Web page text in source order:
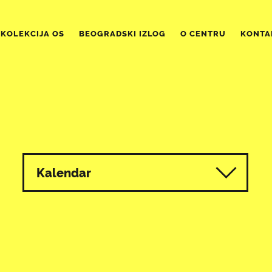
KOLEKCIJA OS BEOGRADSKI IZLOG O CENTRU
Kalendar